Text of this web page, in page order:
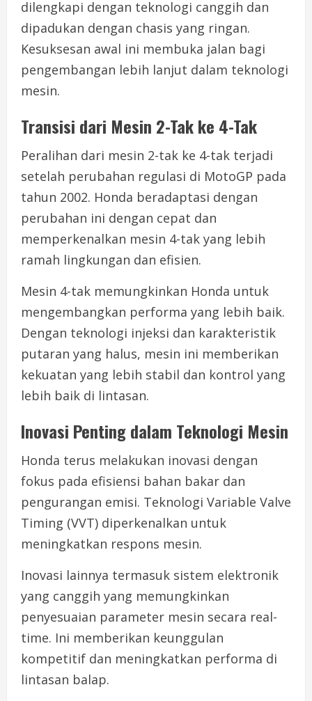
dilengkapi dengan teknologi canggih dan
dipadukan dengan chasis yang ringan.
Kesuksesan awal ini membuka jalan bagi
pengembangan lebih lanjut dalam teknologi
mesin.
Transisi dari Mesin 2-Tak ke 4-Tak
Peralihan dari mesin 2-tak ke 4-tak terjadi
setelah perubahan regulasi di MotoGP pada
tahun 2002. Honda beradaptasi dengan
perubahan ini dengan cepat dan
memperkenalkan mesin 4-tak yang lebih
ramah lingkungan dan efisien.
Mesin 4-tak memungkinkan Honda untuk
mengembangkan performa yang lebih baik.
Dengan teknologi injeksi dan karakteristik
putaran yang halus, mesin ini memberikan
kekuatan yang lebih stabil dan kontrol yang
lebih baik di lintasan.
Inovasi Penting dalam Teknologi Mesin
Honda terus melakukan inovasi dengan
fokus pada efisiensi bahan bakar dan
pengurangan emisi. Teknologi Variable Valve
Timing (VVT) diperkenalkan untuk
meningkatkan respons mesin.
Inovasi lainnya termasuk sistem elektronik
yang canggih yang memungkinkan
penyesuaian parameter mesin secara real-
time. Ini memberikan keunggulan
kompetitif dan meningkatkan performa di
lintasan balap.